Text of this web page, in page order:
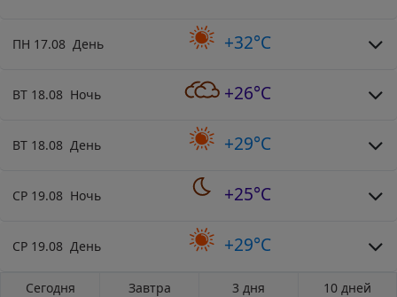
ПН 17.08 День +32°C
ВТ 18.08 Ночь +26°C
ВТ 18.08 День +29°C
СР 19.08 Ночь +25°C
СР 19.08 День +29°C
Сегодня Завтра 3 дня 10 дней